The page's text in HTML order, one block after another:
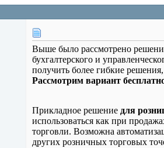
Выше было рассмотрено
бухгалтерского и
получить более гибкие
Рассмотрим вариант
Прикладное решение для
использоваться как при
торговли. Возможна
других розничных торговых